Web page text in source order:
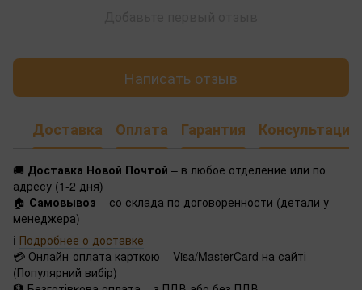
Написать отзыв
Доставка Оплата Гарантия Консультация
🚚 Доставка Новой Почтой – в любое отделение или по
адресу (1-2 дня)
🏠 Самовывоз – со склада по договоренности (детали у
менеджера)
ℹ️ Подробнее о доставке
💳 Онлайн-оплата карткою – Visa/MasterCard на сайті
(Популярний вибір)